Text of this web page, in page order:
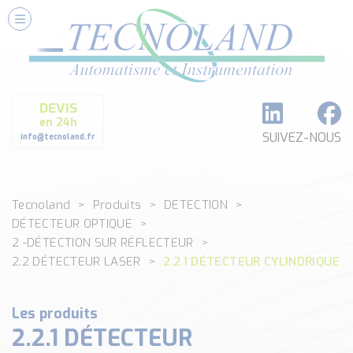
DEVIS
en 24h
info@tecnoland.fr SUIVEZ-NOUS
Nos Services
Conseils et Fourniture
Formation et Assistance
Architecture I-O Link multi fabricants
Classé par catégorie
DEBIT
DETECTION
ENREGISTREUR + ACQUISITION DE DONNEES
Voir toutes les catégories …
Tecnoland Produits
DETECTION
DÉTECTEUR OPTIQUE
2 -DÉTECTION SUR RÉFLECTEUR
2.2 DÉTECTEUR LASER
2.2.1 DÉTECTEUR CYLINDRIQUE
Les produits
2.2.1 DÉTECTEUR